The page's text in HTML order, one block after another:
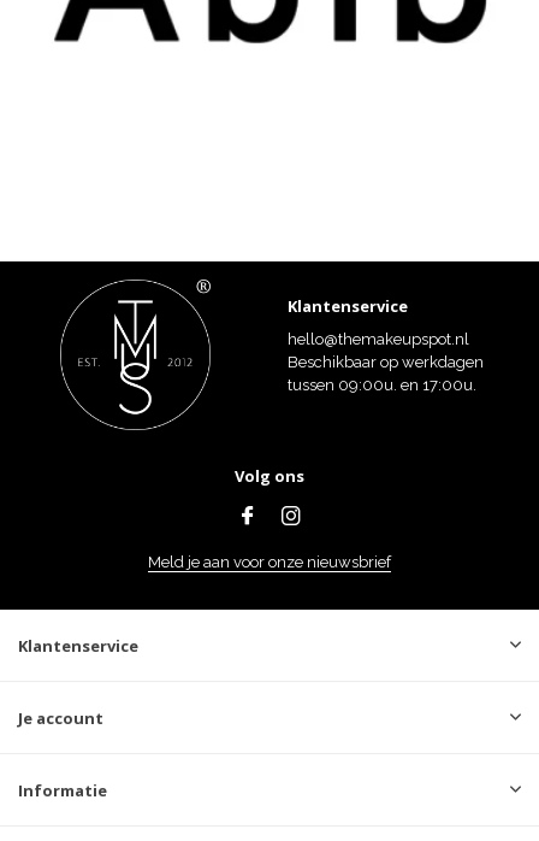
Klantenservice
hello@themakeupspot.nl
Beschikbaar op werkdagen
tussen 09:00u. en 17:00u.
Volg ons
Meld je aan voor onze nieuwsbrief
Klantenservice
Je account
Informatie